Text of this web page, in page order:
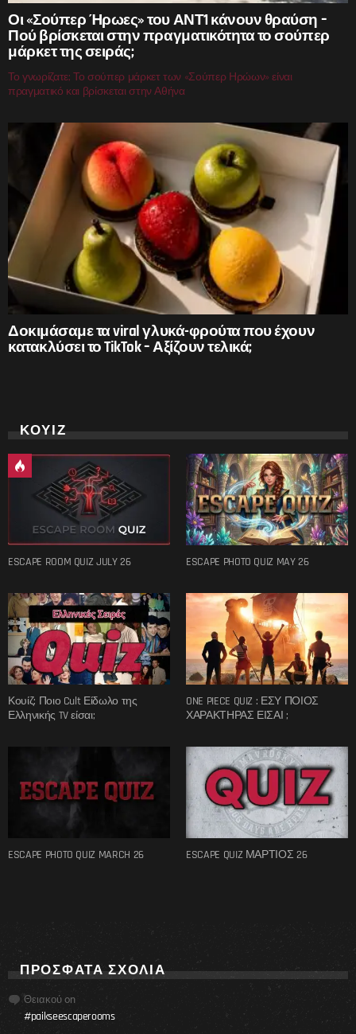
Οι «Σούπερ Ήρωες» του ΑΝΤ1 κάνουν θραύση –
Πού βρίσκεται στην πραγματικότητα το σούπερ
μάρκετ της σειράς;
Το γνωρίζατε; Το σούπερ μάρκετ των «Σούπερ Ηρώων» είναι
πραγματικό και βρίσκεται στην Αθήνα
Δοκιμάσαμε τα viral γλυκά-φρούτα που έχουν
κατακλύσει το TikTok – Αξίζουν τελικά;
ΚΟΥΙΖ
ESCAPE ROOM QUIZ JULY 26 ESCAPE PHOTO QUIZ MAY 26
Κουίζ: Ποιο Cult Είδωλο της
Ελληνικής TV είσαι;
ONE PIECE QUIZ : ΕΣΥ ΠΟΙΟΣ
ΧΑΡΑΚΤΗΡΑΣ ΕΙΣΑΙ ;
ESCAPE PHOTO QUIZ MARCH 26 ESCAPE QUIZ ΜΑΡΤΙΟΣ 26
ΠΡΌΣΦΑΤΑ ΣΧΌΛΙΑ
Θειακού on
#paikseescaperooms